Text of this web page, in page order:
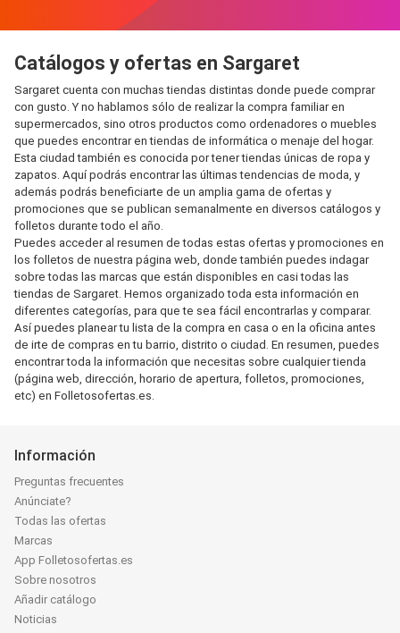
Catálogos y ofertas en Sargaret
Sargaret cuenta con muchas tiendas distintas donde puede comprar
con gusto. Y no hablamos sólo de realizar la compra familiar en
supermercados, sino otros productos como ordenadores o muebles
que puedes encontrar en tiendas de informática o menaje del hogar.
Esta ciudad también es conocida por tener tiendas únicas de ropa y
zapatos. Aquí podrás encontrar las últimas tendencias de moda, y
además podrás beneficiarte de un amplia gama de ofertas y
promociones que se publican semanalmente en diversos catálogos y
folletos durante todo el año.
Puedes acceder al resumen de todas estas ofertas y promociones en
los folletos de nuestra página web, donde también puedes indagar
sobre todas las marcas que están disponibles en casi todas las
tiendas de Sargaret. Hemos organizado toda esta información en
diferentes categorías, para que te sea fácil encontrarlas y comparar.
Así puedes planear tu lista de la compra en casa o en la oficina antes
de irte de compras en tu barrio, distrito o ciudad. En resumen, puedes
encontrar toda la información que necesitas sobre cualquier tienda
(página web, dirección, horario de apertura, folletos, promociones,
etc) en Folletosofertas.es.
Información
Preguntas frecuentes
Anúnciate?
Todas las ofertas
Marcas
App Folletosofertas.es
Sobre nosotros
Añadir catálogo
Noticias